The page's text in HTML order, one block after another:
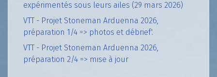
expérimentés sous leurs ailes (29 mars 2026)
VTT - Projet Stoneman Arduenna 2026,
préparation 1/4 => photos et débrief'.
VTT - Projet Stoneman Arduenna 2026,
préparation 2/4 => mise à jour